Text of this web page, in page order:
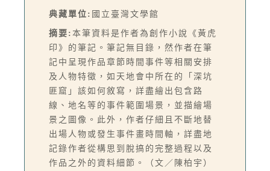
典藏單位: 國立臺灣文學館
摘要: 本筆資料是作者為創作小說《黃虎
印》的筆記。筆記無目錄，然作者在筆
記中呈現作品章節時間事件等相關安排
及人物特徵，如天地會中所在的「深坑
匪窟」該如何敘寫，詳盡繪出包含路
線、地名等的事件範圍場景，並描繪場
景之圖像。此外，作者仔細且不斷地替
出場人物或發生事件畫時間軸，詳盡地
記錄作者從構思到脫搞的完整過程以及
作品之外的資料細節。（文／陳柏宇）